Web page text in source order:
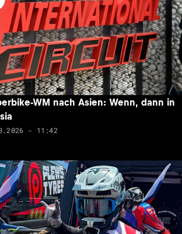
WM nach Asien: Wenn, dann in
- 11:42